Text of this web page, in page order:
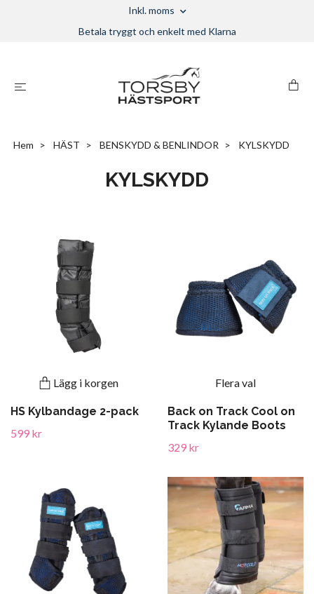
Inkl. moms
Betala tryggt och enkelt med Klarna
Hem HÄST BENSKYDD & BENLINDOR KYLSKYDD
KYLSKYDD
Lägg i korgen
HS Kylbandage 2-pack
599 kr
Flera val
Back on Track Cool on
Track Kylande Boots
329 kr